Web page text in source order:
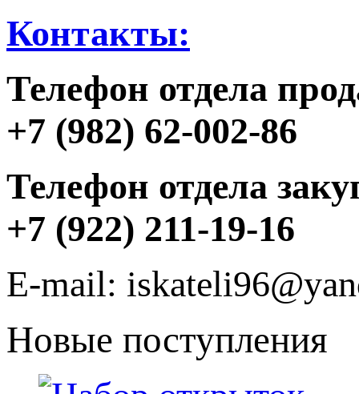
Контакты:
Телефон отдела
+7 (982) 62-002-86
Телефон отдела
+7 (922) 211-19-16
E-mail:
Новые поступления